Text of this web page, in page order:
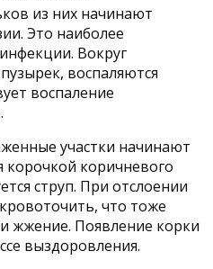
из них начинают
Это наиболее
Вокруг
воспаляются
воспаление
участки начинают
корочкой коричневого
струп. При отслоении
что тоже
жжение. Появление корки
выздоровления.